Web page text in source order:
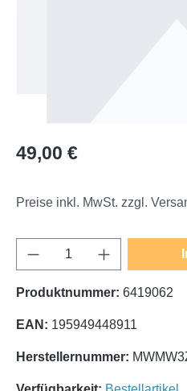
Regulärer Preis:
49,00 €
Preise inkl. MwSt. zzgl.
Produkt Anzahl: Gib
Produktnummer: 6419062
EAN: 195949448911
Herstellernummer: